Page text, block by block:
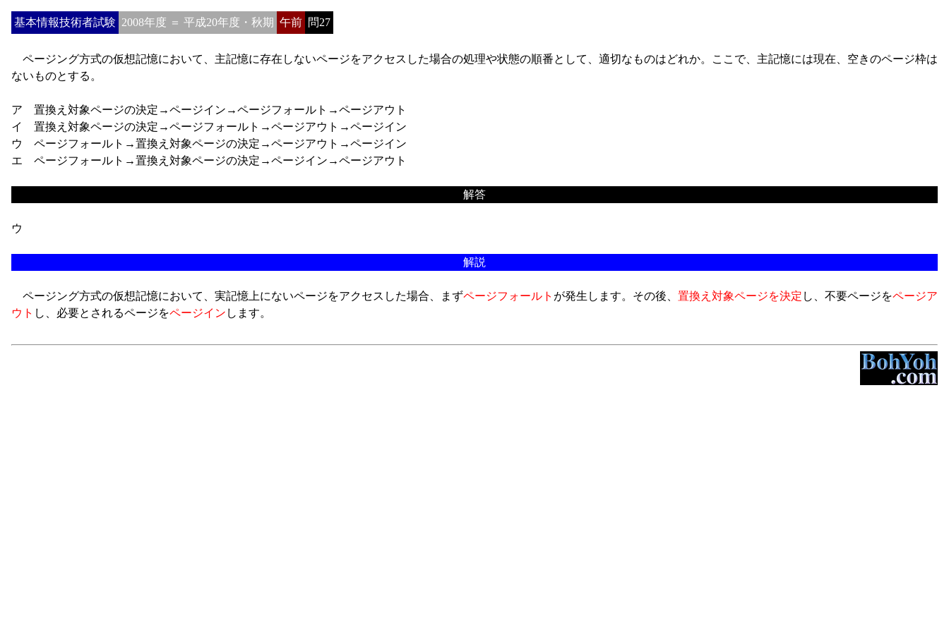
基本情報技術者試験 2008年度 ＝ 平成20年度・秋期 午前 問27
ページング方式の仮想記憶において、主記憶に存在しないページをアクセスした場合の処理や状態の順番として、適切なものはどれか。ここで、主記憶には現在、空きのページ枠は
ないものとする。
ア 置換え対象ページの決定→ページイン→ページフォールト→ページアウト
イ 置換え対象ページの決定→ページフォールト→ページアウト→ページイン
ウ ページフォールト→置換え対象ページの決定→ページアウト→ページイン
エ ページフォールト→置換え対象ページの決定→ページイン→ページアウト
解答
ウ
解説
ページング方式の仮想記憶において、実記憶上にないページをアクセスした場合、まずページフォールト が発生します。その後、 置換え対象ページを決定 し、不要ページをページア
ウト し、必要とされるページをページイン します。